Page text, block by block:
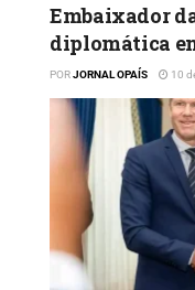
no município
Embaixador
diplomática
PORJORNAL OPAÍS 10